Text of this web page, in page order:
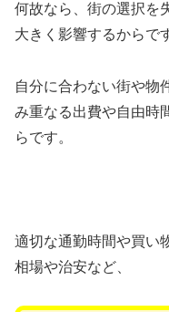
何故なら、街の選択を
大きく影響するからで
自分に合わない街や物
み重なる出費や自由時
らです。
適切な通勤時間や買い
相場や治安など、